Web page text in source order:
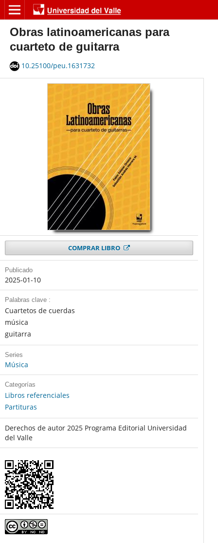
Obras latinoamericanas para
cuarteto de guitarra
10.25100/peu.1631732
COMPRAR LIBRO
Publicado
2025-01-10
Palabras clave :
Cuartetos de cuerdas
música
guitarra
Series
Música
Categorías
Libros referenciales
Partituras
Derechos de autor 2025 Programa Editorial Universidad
del Valle